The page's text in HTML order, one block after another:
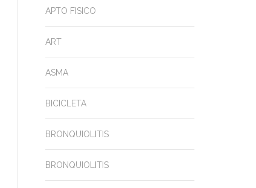
APTO FISICO
ART
ASMA
BICICLETA
BRONQUIOLITIS
BRONQUIOLITIS